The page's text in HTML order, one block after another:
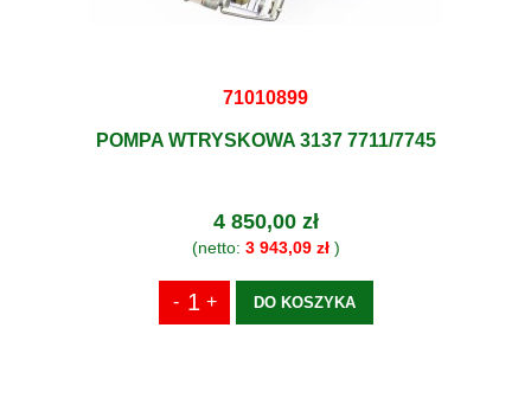
71010899
POMPA WTRYSKOWA 3137 7711/7745
4 850,00 zł
(netto: 3 943,09 zł)
DO KOSZYKA